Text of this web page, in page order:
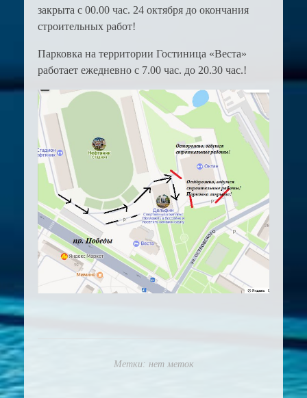
закрыта с 00.00 час. 24 октября до окончания
строительных работ!
Парковка на территории Гостиница «Веста»
работает ежедневно с 7.00 час. до 20.30 час.!
Метки: нет меток